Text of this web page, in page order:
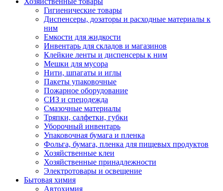
Гигиенические товары
Диспенсеры, дозаторы и расходные материалы к
ним
Емкости для жидкости
Инвентарь для складов и магазинов
Клейкие ленты и диспенсеры к ним
Мешки для мусора
Нити, шпагаты и иглы
Пакеты упаковочные
Пожарное оборудование
СИЗ и спецодежда
Смазочные материалы
Тряпки, салфетки, губки
Уборочный инвентарь
Упаковочная бумага и пленка
Фольга, бумага, пленка для пищевых продуктов
Хозяйственные клеи
Хозяйственные принадлежности
Электротовары и освещение
Бытовая химия
Автохимия